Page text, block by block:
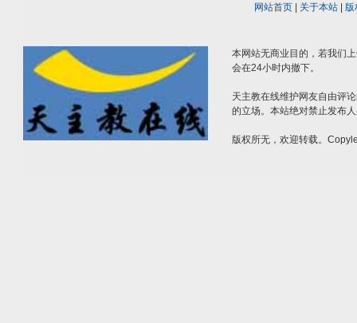
网站首页| 关于本站| 版
本网站无商业目的，若我们
会在24小时内撤下。
天主教在线维护网友自由评
的立场。本站绝对禁止发布
版权所无，欢迎转载。